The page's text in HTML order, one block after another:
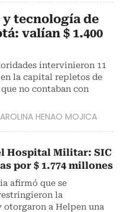
tecnología de
valían $ 1.400
intervinieron 11
la capital repletos de
no contaban con
HENAO MOJICA
Hospital Militar: SIC
por $ 1.774 millones
afirmó que se
la
otorgaron a Helpen una